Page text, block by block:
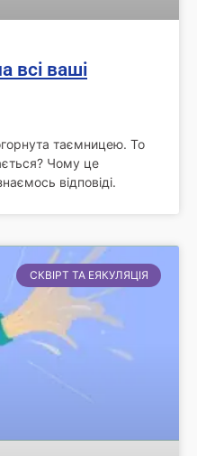
всі ваші
таємницею. То
Чому це
відповіді.
СКВІРТ ТА ЕЯКУЛЯЦІЯ